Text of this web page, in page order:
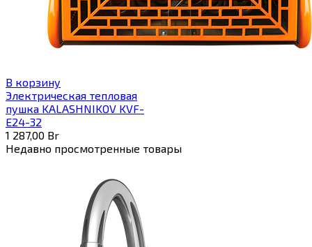
В корзину
Электрическая тепловая
пушка KALASHNIKOV KVF-
E24-32
1 287,00 Br
Недавно просмотренные товары